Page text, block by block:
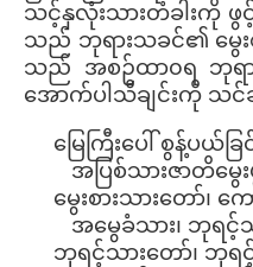
သင့်နှလုံးသားတံခါးကို
သည် ဘုရားသခင်၏ မွေး
သည် အစဉ်ထာ၀ရ ဘုရာ
အောက်ပါသီချင်းကို သ
မြေကြီးပေါ် စွန့်ပယ်ခြ
အပြစ်သားဇာတိမွေး
မွေးစားသားတော်၊ က
အမွေခံသား၊ ဘုရင့်
ဘုရင့်သားတော်၊ ဘုရ